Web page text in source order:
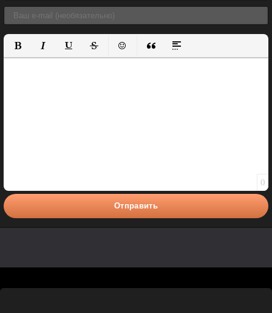
Полужирный
КурсивПодчеркнутый
ЗачеркнутыйВставить смайлик
Вставка цитаты
Вставка спойлера
0
Отправить